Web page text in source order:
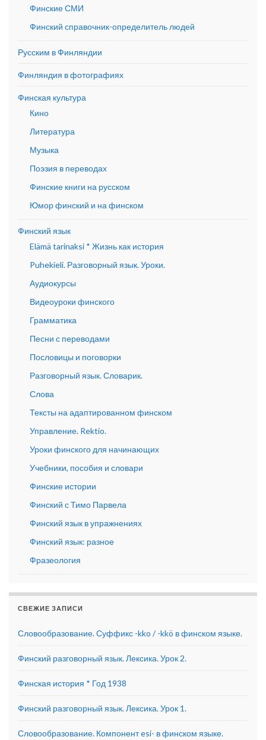
Финские СМИ
Финский справочник-определитель людей
Русским в Финляндии
Финляндия в фотографиях
Финская культура
Кино
Литература
Музыка
Поэзия в переводах
Финские книги на русском
Юмор финский и на финском
Финский язык
Elämä tarinaksi * Жизнь как история
Puhekieli. Разговорный язык. Уроки.
Аудиокурсы
Видеоуроки финского
Грамматика
Песни с переводами
Пословицы и поговорки
Разговорный язык. Словарик.
Слова
Тексты на адаптированном финском
Управление. Rektio.
Уроки финского для начинающих
Учебники, пособия и словари
Финские истории
Финский с Тимо Парвела
Финский язык в упражнениях
Финский язык: разное
Фразеология
СВЕЖИЕ ЗАПИСИ
Словообразование. Суффикс -kko / -kkö в финском языке.
Финский разговорный язык. Лексика. Урок 2.
Финская история * Год 1938
Финский разговорный язык. Лексика. Урок 1.
Словообразование. Компонент esi- в финском языке.